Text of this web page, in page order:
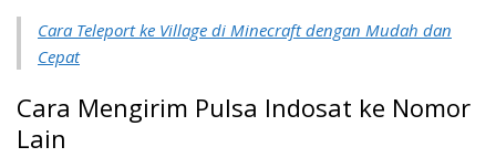
Cara Teleport ke Village di Minecraft dengan Mudah dan
Cepat
Cara Mengirim Pulsa Indosat ke Nomor
Lain